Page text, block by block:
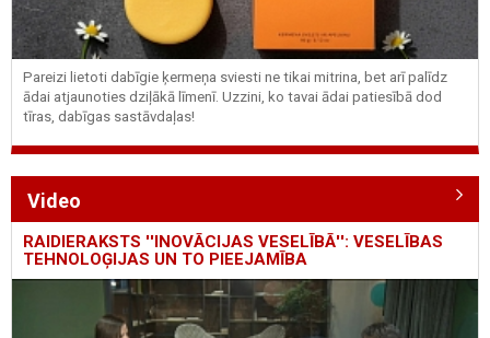
Pareizi lietoti dabīgie ķermeņa sviesti ne tikai mitrina, bet arī palīdz
ādai atjaunoties dziļākā līmenī. Uzzini, ko tavai ādai patiesībā dod
tīras, dabīgas sastāvdaļas!
Video
RAIDIERAKSTS ''INOVĀCIJAS VESELĪBĀ'': VESELĪBAS
TEHNOLOĢIJAS UN TO PIEEJAMĪBA